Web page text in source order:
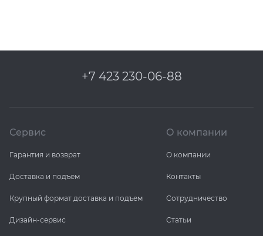
+7 423 230-06-88
Сервис
Гарантия и возврат
Доставка и подъем
Крупный формат доставка и подъем
Дизайн-сервис
О компании
О компании
Контакты
Сотрудничество
Статьи